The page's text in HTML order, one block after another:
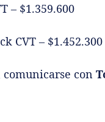
– $1.359.600
CVT – $1.452.300
con